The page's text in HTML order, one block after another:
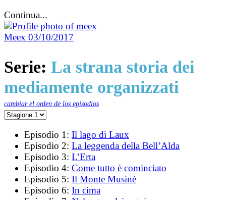
Continua...
Meex 03/10/2017
Serie: La strana storia dei
mediamente organizzati
cambiar el orden de los episodios
Episodio 1: Il lago di Laux
Episodio 2: La leggenda della Bell’Alda
Episodio 3: L’Erta
Episodio 4: Come tutto è cominciato
Episodio 5: Il Monte Musinè
Episodio 6: In cima